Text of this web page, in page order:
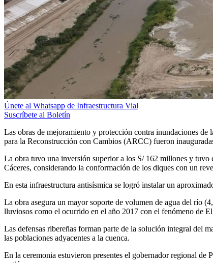
Únete al Whatsapp de Infraestructura Vial
Suscríbete al Boletín
Las obras de mejoramiento y protección contra inundaciones
para la Reconstrucción con Cambios (ARCC) fueron
La obra tuvo una inversión superior a los S/ 162 millones y
Cáceres, considerando la conformación de los diques con un
En esta infraestructura antisísmica se logró instalar un
La obra asegura un mayor soporte de volumen de agua del río
lluviosos como el ocurrido en el año 2017 con el fenómeno de
Las defensas ribereñas forman parte de la solución integral del
las poblaciones adyacentes a la cuenca.
En la ceremonia estuvieron presentes el gobernador regional